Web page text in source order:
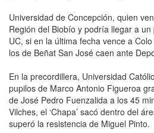
Universidad de Concepción, quien
Región del Biobío y podría llegar a
UC, si en la última fecha vence a
los de Beñat San José caen ante
En la precordillera, Universidad
pupilos de Marco Antonio Figueroa
de José Pedro Fuenzalida a los 45
Vilches, el ‘Chapa’ sacó dentro del
superó la resistencia de Miguel Pinto.